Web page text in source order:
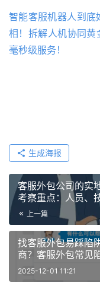
智能客服机器人到底
相！拆解人机协同
毫秒级服务！
生成海报
客服外包公司的实
考察重点：人员、
上一篇
找客服外包易踩陷
商？客服外包常见
2025-12-01 11:21